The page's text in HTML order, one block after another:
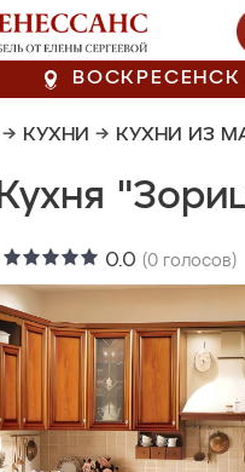
ВОСКРЕСЕНСК
→ КУХНИ → КУХНИ ИЗ
Кухня
0.0 (0 голосов)